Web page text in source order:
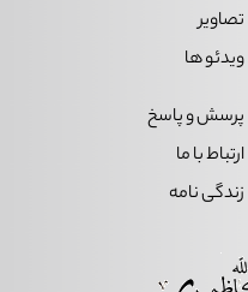
تصاویر
ویدئو ها
پرسش و پاسخ
ارتباط با ما
زندگی نامه